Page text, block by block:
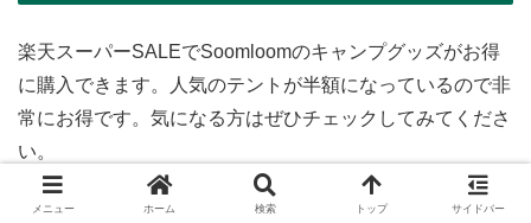
楽天スーパーSALEでSoomloomのキャンプグッズがお得
に購入できます。人気のテントが半額になっているので非
常にお得です。気になる方はぜひチェックしてみてくださ
い。
その他セールに関する記事はこちら。
メニュー ホーム 検索 トップ サイドバー